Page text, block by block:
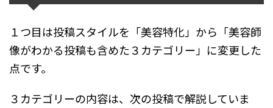
１つ目は投稿スタイルを「美容特化」から「美容師
像がわかる投稿も含めた３カテゴリー」に変更した
点です。
３カテゴリーの内容は、次の投稿で解説していま